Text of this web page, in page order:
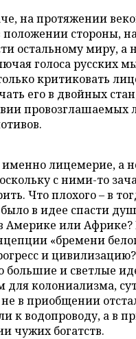
на протяжении
положении стороны,
остальному миру, а
голоса русских
критиковать
его в двойных
провозглашаемых
именно лицемерие, а
с ними-то
Что плохого – в
было в идее спасти
Америке или Африке?
«бремени
и
большие и светлые
колониализма,
не в приобщении
к водопроводу, а в
чужих богатств.